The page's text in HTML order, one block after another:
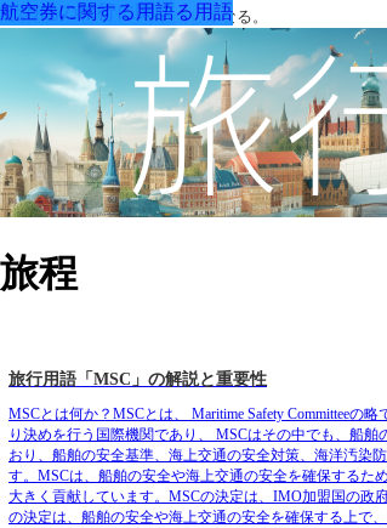
用語を知ると旅がもっと楽しくなる。
旅程
航空券に関する用語
旅行用語「MSC」の解説と重要性
MSCとは何か？MSCとは、 Maritime Safety Committee
り決めを行う国際機関であり、 MSCはその中でも、船
おり、船舶の安全基準、海上交通の安全対策、海洋汚染
す。MSCは、船舶の安全や海上交通の安全を確保するた
大きく貢献しています。MSCの決定は、IMO加盟国の政
の決定は、船舶の安全や海上交通の安全を確保する上で
航空券に関する用語
航空券に関する用語
その他の旅行に関する用語
航空券に関する用語
航空券に関する用語
その他の旅行に関する用語
航空券に関する用語